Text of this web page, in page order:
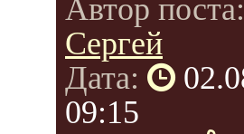
Автор
Сергей
Дата:
09:15